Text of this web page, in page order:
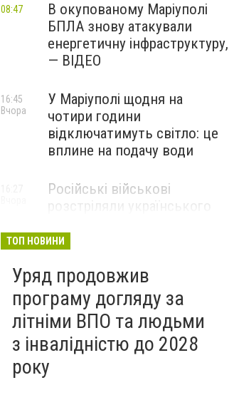
В окупованому Маріуполі
БПЛА знову атакували
енергетичну інфраструктуру,
— ВІДЕО
08:47
У Маріуполі щодня на
чотири години
відключатимуть світло: це
вплине на подачу води
16:45
Вчора
Російські військові
Волноваському районі, —
ТОП НОВИНИ
Уряд продовжив
програму догляду за
літніми ВПО та людьми
з інвалідністю до 2028
року